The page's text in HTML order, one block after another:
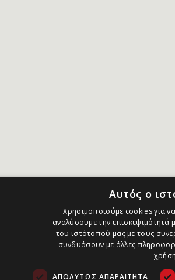
Αυτός ο
Χρησιμοποιούμε cookies για
αναλύσουμε την επισκεψιμότητά
του ιστότοπού μας με τους
συνδυάσουν με άλλες
ΑΠΟΛΎΤΩΣ ΑΠΑΡΑΊΤΗΤΑ